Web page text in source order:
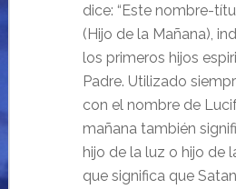
dice: “Este nombre-
(Hijo de la Mañana),
los primeros hijos
Padre. Utilizado
con el nombre de
mañana también
hijo de la luz o hijo de
que significa que